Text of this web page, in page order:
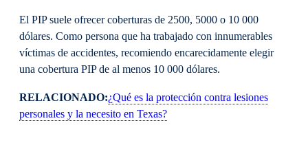
El PIP suele ofrecer coberturas de 2500, 5000 o 10 000
dólares. Como persona que ha trabajado con innumerables
víctimas de accidentes, recomiendo encarecidamente elegir
una cobertura PIP de al menos 10 000 dólares.
RELACIONADO:¿Qué es la protección contra lesiones
personales y la necesito en Texas?